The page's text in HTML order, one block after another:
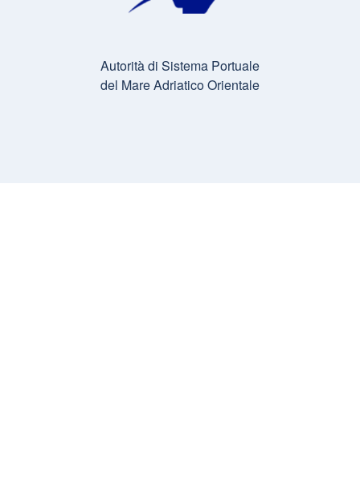
Autorità di Sistema Portuale
del Mare Adriatico Orientale